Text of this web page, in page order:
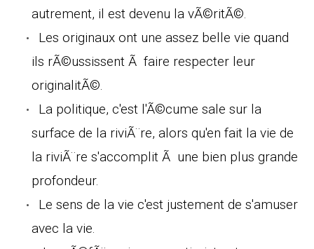
autrement, il est devenu la vÃ©ritÃ©.
Les originaux ont une assez belle vie quand
ils rÃ©ussissent Ã faire respecter leur
originalitÃ©.
La politique, c'est l'Ã©cume sale sur la
surface de la riviÃ¨re, alors qu'en fait la vie de
la riviÃ¨re s'accomplit Ã une bien plus grande
profondeur.
Le sens de la vie c'est justement de s'amuser
avec la vie.